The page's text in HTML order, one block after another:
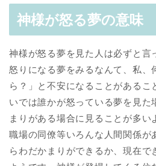
神様が怒る夢の意味
神様が怒る夢を見た人は必ずと言
怒りになる夢をみるなんて、私、
ら？」と不安になることがあるこ
いでは誰かが怒っている夢を見た
まりがある場合に見ることが多い
職場の同僚等いろんな人間関係が
らわだかまりができるか、現在で